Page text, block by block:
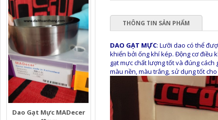
Dao Gạt Mực MADecer
THÔNG TIN SẢN PHẨM
DAO GẠT MỰC: Lưỡi dao có thể
khiển bởi ống khí kép. Động cơ điều
gạt mực chất lượng tốt và đúng
màu nền, màu trắng, sử dụng tốt